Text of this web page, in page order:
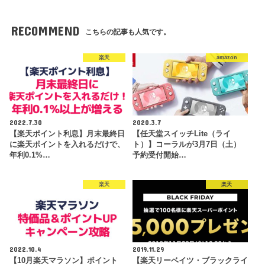
RECOMMEND こちらの記事も人気です。
楽天
2022.7.30
【楽天ポイント利息】月末最終日
に楽天ポイントを入れるだけで、
年利0.1%…
amazon
2020.3.7
【任天堂スイッチLite（ライ
ト）】コーラルが3月7日（土）
予約受付開始…
楽天
2022.10.4
【10月楽天マラソン】ポイント
楽天
2019.11.29
【楽天リーベイツ・ブラックライ